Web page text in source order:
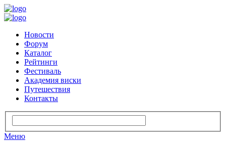
Новости
Форум
Каталог
Рейтинги
Фестиваль
Академия виски
Путешествия
Контакты
Меню